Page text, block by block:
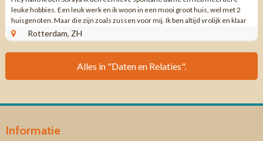
leuke hobbies. Een leuk werk en ik woon in een mooi groot huis, wel met 2
huisgenoten. Maar die zijn zoals zussen voor mij. Ik ben altijd vrolijk en klaar
om de dag ...
Rotterdam, ZH
Alles in "Daten en Relaties".
Informatie